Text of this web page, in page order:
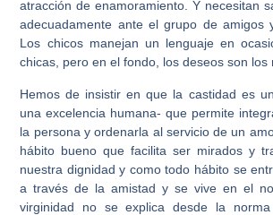
atracción de enamoramiento. Y necesitan
adecuadamente ante el grupo de amigos
Los chicos manejan un lenguaje en
chicas, pero en el fondo, los deseos son los
Hemos de insistir en que la castidad es
una excelencia humana- que permite
la persona y ordenarla al servicio de un
hábito bueno que facilita ser mirados y
nuestra dignidad y como todo hábito se
a través de la amistad y se vive en el
virginidad no se explica desde la